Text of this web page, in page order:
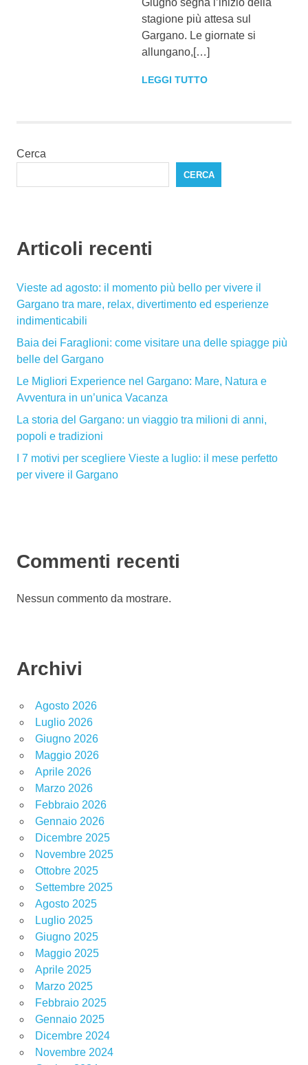
Giugno segna l’inizio della
stagione più attesa sul
Gargano. Le giornate si
allungano,[…]
LEGGI TUTTO
Cerca
CERCA
Articoli recenti
Vieste ad agosto: il momento più bello per vivere il
Gargano tra mare, relax, divertimento ed esperienze
indimenticabili
Baia dei Faraglioni: come visitare una delle spiagge più
belle del Gargano
Le Migliori Experience nel Gargano: Mare, Natura e
Avventura in un’unica Vacanza
La storia del Gargano: un viaggio tra milioni di anni,
popoli e tradizioni
I 7 motivi per scegliere Vieste a luglio: il mese perfetto
per vivere il Gargano
Commenti recenti
Nessun commento da mostrare.
Archivi
Agosto 2026
Luglio 2026
Giugno 2026
Maggio 2026
Aprile 2026
Marzo 2026
Febbraio 2026
Gennaio 2026
Dicembre 2025
Novembre 2025
Ottobre 2025
Settembre 2025
Agosto 2025
Luglio 2025
Giugno 2025
Maggio 2025
Aprile 2025
Marzo 2025
Febbraio 2025
Gennaio 2025
Dicembre 2024
Novembre 2024